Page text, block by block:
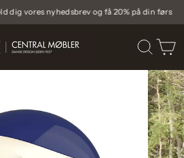
Pause
diasshow
og få 20% på din første ordre
SØG